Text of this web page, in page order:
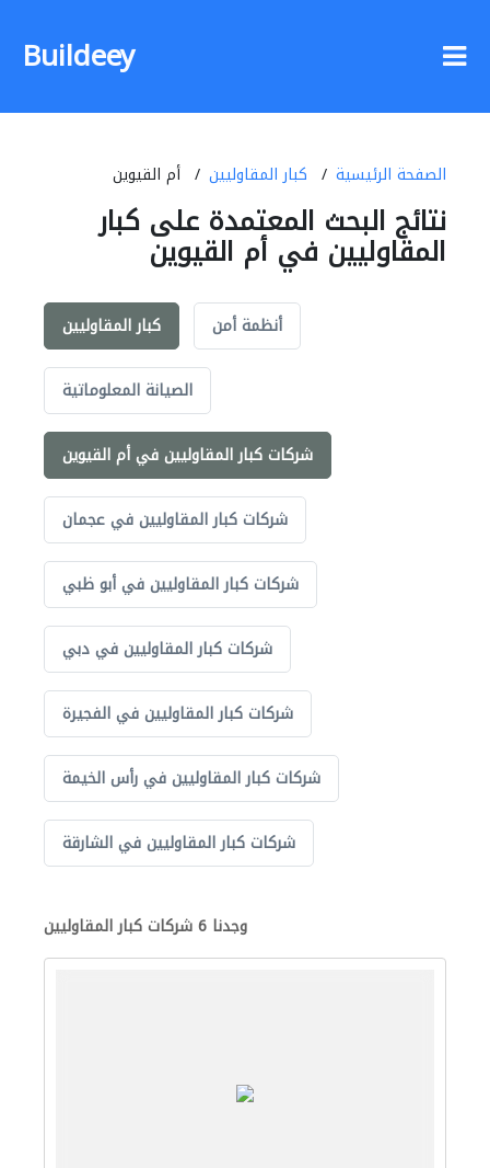
Buildeey
الصفحة الرئيسية كبار المقاوليين أم القيوين
نتائج البحث المعتمدة على كبار
المقاوليين في أم القيوين
كبار المقاوليين أنظمة أمن
الصيانة المعلوماتية
شركات كبار المقاوليين في أم القيوين
شركات كبار المقاوليين في عجمان
شركات كبار المقاوليين في أبو ظبي
شركات كبار المقاوليين في دبي
شركات كبار المقاوليين في الفجيرة
شركات كبار المقاوليين في رأس الخيمة
شركات كبار المقاوليين في الشارقة
وجدنا 6 شركات كبار المقاوليين